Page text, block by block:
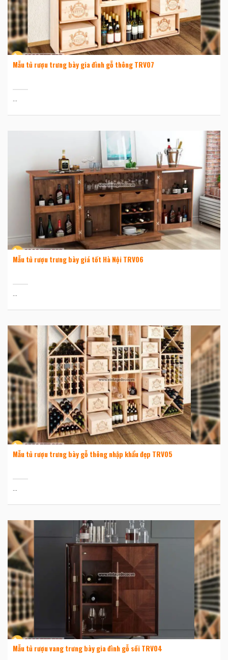
Mẫu tủ rượu trưng bày gia đình gỗ thông TRV07
...
Mẫu tủ rượu trưng bày giá tốt Hà Nội TRV06
Mẫu tủ rượu trưng bày gỗ thông nhập khẩu đẹp TRV05
Mẫu tủ rượu vang trưng bày gia đình gỗ sồi TRV04